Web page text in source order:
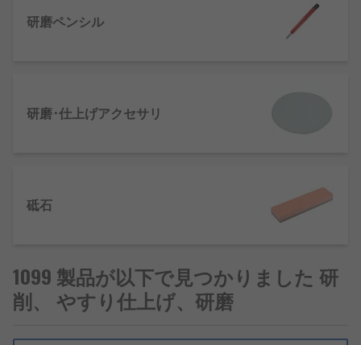
研磨ペンシル
研磨･仕上げアクセサリ
砥石
1099 製品が以下で見つかりました 研
削、 やすり仕上げ、研磨